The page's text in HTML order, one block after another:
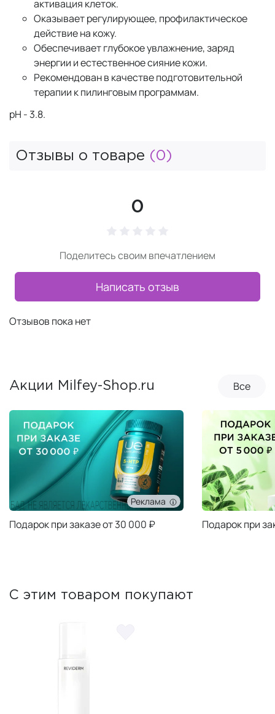
активация клеток.
Оказывает регулирующее, профилактическое
действие на кожу.
Обеспечивает глубокое увлажнение, заряд
энергии и естественное сияние кожи.
Рекомендован в качестве подготовительной
терапии к пилинговым программам.
pH - 3.8.
Отзывы о товаре (0)
0
Поделитесь своим впечатлением
Написать отзыв
Отзывов пока нет
Акции Milfey-Shop.ru Все
Реклама
Подарок при заказе от 30 000 ₽ Подарок при
С этим товаром покупают